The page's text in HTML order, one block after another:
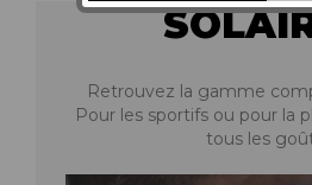
Retrouvez la gamme
Pour les sportifs ou pour la
tous les